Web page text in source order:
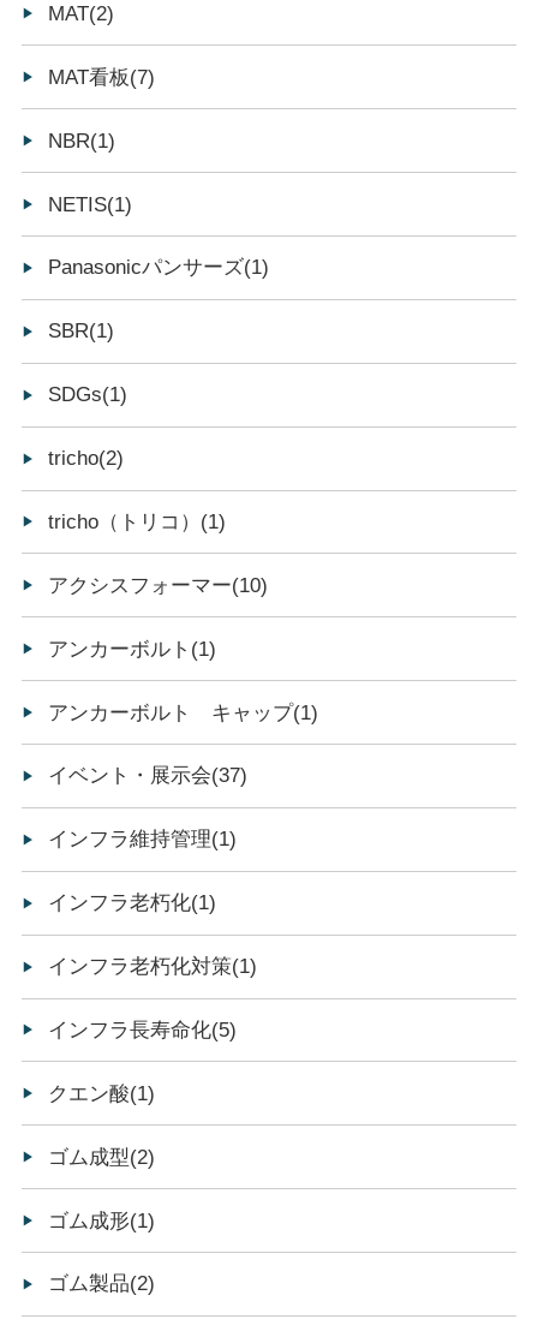
MAT(2)
MAT看板(7)
NBR(1)
NETIS(1)
Panasonicパンサーズ(1)
SBR(1)
SDGs(1)
tricho(2)
tricho（トリコ）(1)
アクシスフォーマー(10)
アンカーボルト(1)
アンカーボルト キャップ(1)
イベント・展示会(37)
インフラ維持管理(1)
インフラ老朽化(1)
インフラ老朽化対策(1)
インフラ長寿命化(5)
クエン酸(1)
ゴム成型(2)
ゴム成形(1)
ゴム製品(2)